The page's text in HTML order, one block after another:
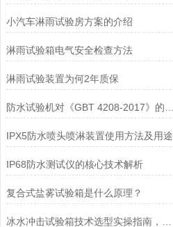
小汽车淋雨试验房方案的介绍
淋雨试验箱电气安全检查方法
淋雨试验装置为何2年质保
IPX5防水喷头喷淋装置使用方法及用途
IP68防水测试仪的核心技术解析
复合式盐雾试验箱是什么原理？